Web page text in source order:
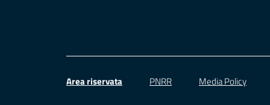
Area riservata PNRR Media Policy